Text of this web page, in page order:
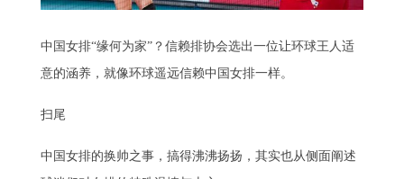
中国女排“缘何为家”？信赖排协会选出一位让环球王人适
意的涵养，就像环球遥远信赖中国女排一样。
扫尾
中国女排的换帅之事，搞得沸沸扬扬，其实也从侧面阐述